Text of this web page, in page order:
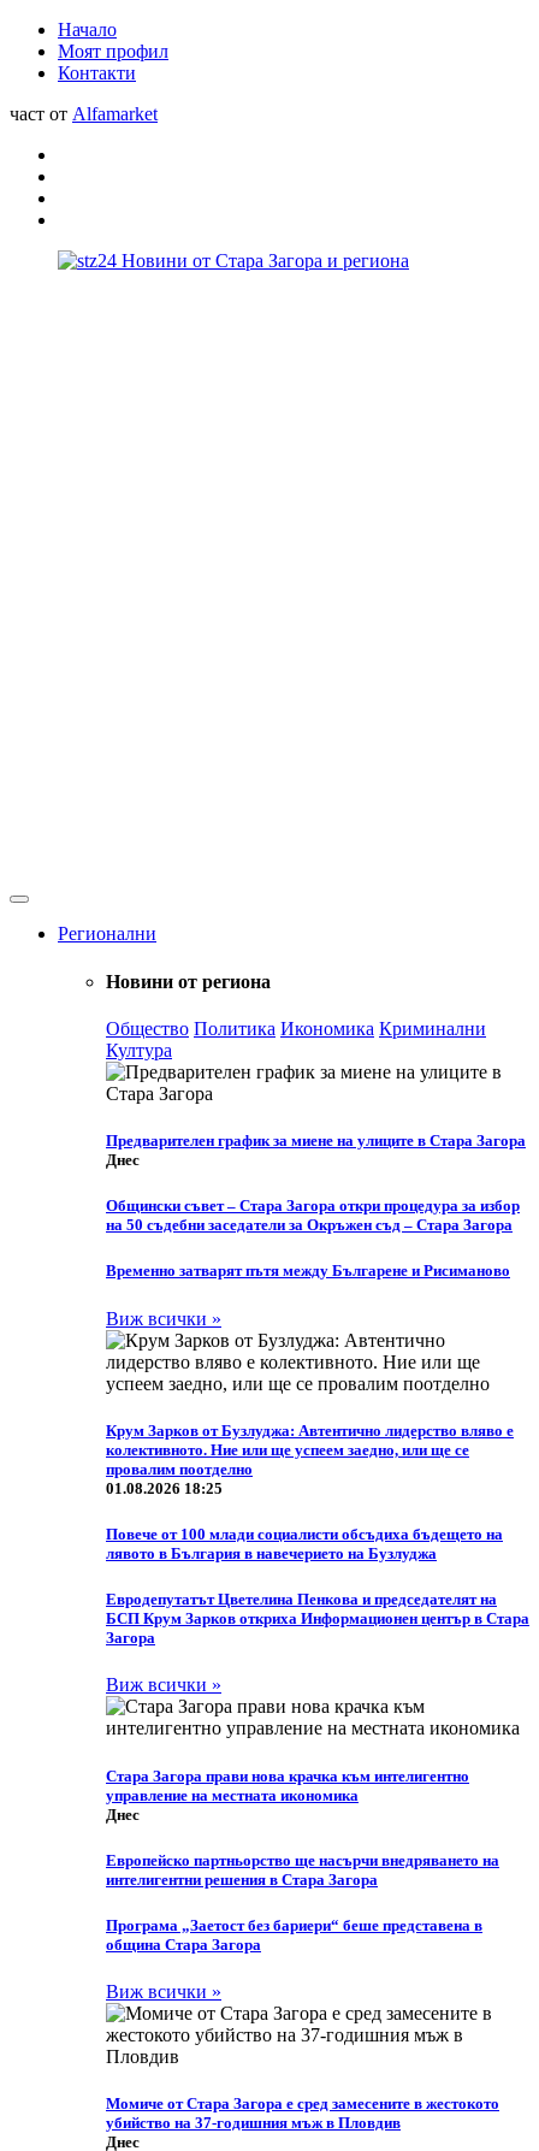
Начало
Моят профил
Контакти
част от Alfamarket
Регионални
Новини от региона
Общество Политика Икономика Криминални
Култура
Предварителен график за миене на улиците в Стара Загора
Днес
Общински съвет – Стара Загора откри процедура за избор
на 50 съдебни заседатели за Окръжен съд – Стара Загора
Временно затварят пътя между Българене и Рисиманово
Виж всички »
Крум Зарков от Бузлуджа: Автентично лидерство вляво е
колективното. Ние или ще успеем заедно, или ще се
провалим поотделно
01.08.2026 18:25
Повече от 100 млади социалисти обсъдиха бъдещето на
лявото в България в навечерието на Бузлуджа
Eвродепутатът Цветелина Пенкова и председателят на
БСП Крум Зарков откриха Информационен център в Стара
Загора
Виж всички »
Стара Загора прави нова крачка към интелигентно
управление на местната икономика
Днес
Европейско партньорство ще насърчи внедряването на
интелигентни решения в Стара Загора
Програма „Заетост без бариери“ беше представена в
община Стара Загора
Виж всички »
Момиче от Стара Загора е сред замесените в жестокото
убийство на 37-годишния мъж в Пловдив
Днес